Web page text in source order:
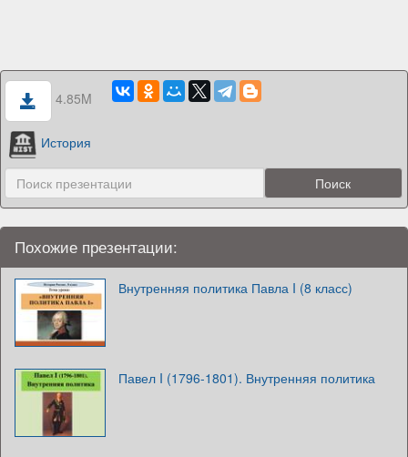
4.85M
История
Похожие презентации:
Внутренняя политика Павла I (8 класс)
Павел I (1796-1801). Внутренняя политика